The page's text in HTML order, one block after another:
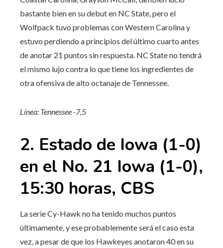
bastante bien en su debut en NC State, pero el
Wolfpack tuvo problemas con Western Carolina y
estuvo perdiendo a principios del último cuarto antes
de anotar 21 puntos sin respuesta. NC State no tendrá
el mismo lujo contra lo que tiene los ingredientes de
otra ofensiva de alto octanaje de Tennessee.
Línea: Tennessee -7,5
2. Estado de Iowa (1-0)
en el No. 21 Iowa (1-0),
15:30 horas, CBS
La serie Cy-Hawk no ha tenido muchos puntos
últimamente, y ese probablemente será el caso esta
vez, a pesar de que los Hawkeyes anotaron 40 en su